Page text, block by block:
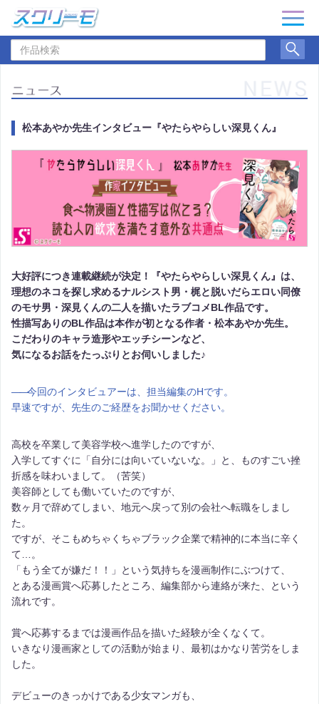
品
ナ
ゲ
ー
ン
松本あやか先生インタビュー『やたらやらしい深見くん』
大好評につき連載継続が決定！『やたらやらしい深見くん』は、
理想のネコを探し求めるナルシスト男・梶と脱いだらエロい同僚
のモサ男・深見くんの二人を描いたラブコメBL作品です。
性描写ありのBL作品は本作が初となる作者・松本あやか先生。
こだわりのキャラ造形やエッチシーンなど、
気になるお話をたっぷりとお伺いしました♪
――今回のインタビュアーは、担当編集のHです。
早速ですが、先生のご経歴をお聞かせください。
高校を卒業して美容学校へ進学したのですが、
入学してすぐに「自分には向いていないな。」と、ものすごい挫
折感を味わいまして。（苦笑）
美容師としても働いていたのですが、
数ヶ月で辞めてしまい、地元へ戻って別の会社へ転職をしまし
た。
ですが、そこもめちゃくちゃブラック企業で精神的に本当に辛く
て…。
「もう全てが嫌だ！！」という気持ちを漫画制作にぶつけて、
とある漫画賞へ応募したところ、編集部から連絡が来た、という
流れです。
賞へ応募するまでは漫画作品を描いた経験が全くなくて。
いきなり漫画家としての活動が始まり、最初はかなり苦労をしま
した。
デビューのきっかけである少女マンガも、